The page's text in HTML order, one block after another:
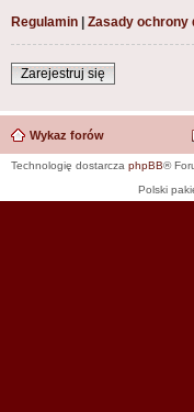
Regulamin | Zasady ochrony
Zarejestruj się
Wykaz forów
Technologię dostarcza phpBB®
Polski